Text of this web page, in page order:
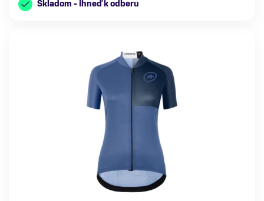
Skladom - Ihneď k odberu